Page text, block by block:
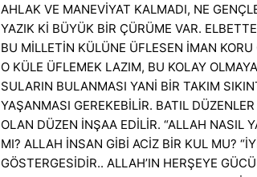
AHLAK VE MANEVİYAT KALMADI, NE
YAZIK Kİ BÜYÜK BİR ÇÜRÜME VAR.
BU MİLLETİN KÜLÜNE ÜFLESEN İMAN
O KÜLE ÜFLEMEK LAZIM, BU KOLAY
SULARIN BULANMASI YANİ BİR TAKIM
YAŞANMASI GEREKEBİLİR. BATIL
OLAN DÜZEN İNŞAA EDİLİR. “ALLAH NASIL
MI? ALLAH İNSAN GİBİ ACİZ BİR KUL MU?
GÖSTERGESİDİR.. ALLAH’IN HERŞEYE